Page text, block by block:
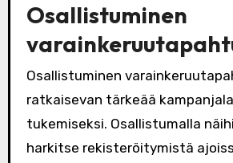
Osallistuminen
Osallistuminen
ratkaisevan tärkeää
tukemiseksi. Osallistumalla
harkitse rekisteröitymistä